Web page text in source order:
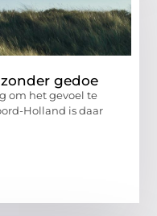
gedoe
om het gevoel te
Holland is daar